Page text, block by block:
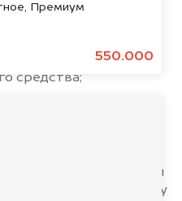
Премиум
550.000
средства;
то наши юристы
оформить сделку